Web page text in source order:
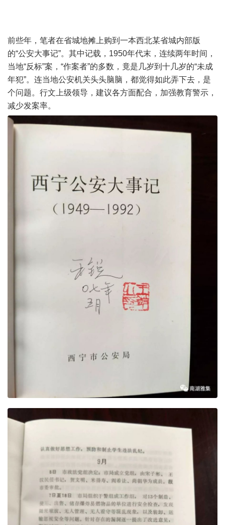
前些年，笔者在省城地摊上购到一本西北某省城内部版
的“公安大事记”。其中记载，1950年代末，连续两年时间，
当地“反标”案，“作案者”的多数，竟是几岁到十几岁的“未成
年犯”。连当地公安机关头头脑脑，都觉得如此弄下去，是
个问题。行文上级领导，建议各方面配合，加强教育警示，
减少发案率。